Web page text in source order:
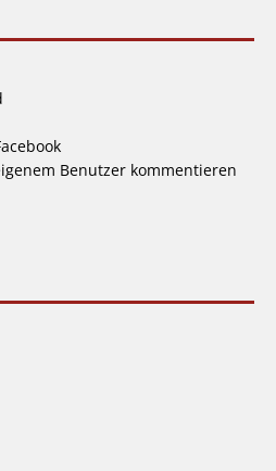
Benutzer kommentieren